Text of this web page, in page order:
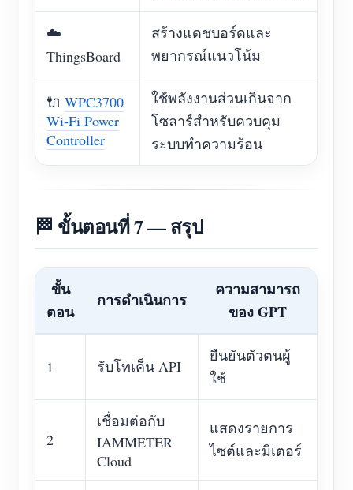
☁️
ThingsBoard
สร้างแดชบอร์ดและ
พยากรณ์แนวโน้ม
🔌 WPC3700
Wi-Fi Power
Controller
ใช้พลังงานส่วนเกินจาก
โซลาร์สำหรับควบคุม
ระบบทำความร้อน
🏁 ขั้นตอนที่ 7 — สรุป
ขั้น
ตอน
การดำเนินการ
ความสามารถ
ของ GPT
1 รับโทเค็น API
ยืนยันตัวตนผู้
ใช้
2
เชื่อมต่อกับ
IAMMETER
Cloud
แสดงรายการ
ไซต์และมิเตอร์